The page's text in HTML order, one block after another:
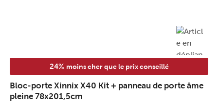
24% moins cher que le prix conseillé
Bloc-porte Xinnix X40 Kit + panneau de porte âme
pleine 78x201,5cm